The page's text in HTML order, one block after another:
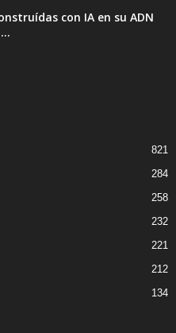
con IA en su ADN
821
284
258
232
221
212
134